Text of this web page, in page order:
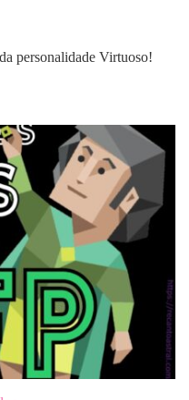
personalidade Virtuoso!